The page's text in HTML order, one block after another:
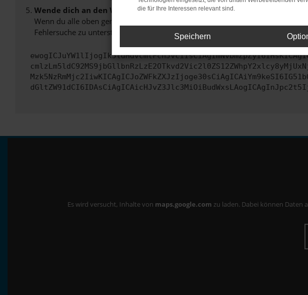
Wende dich an den Webseitenbetreiber.
Wenn du alle oben genannten Schritte versucht hast, kontaktiere uns bitte.
Fehlersuche zu unterstützen:
Es wird versucht, Inhalte von maps.google.com zu laden. Dabei können Daten
die für Ihre Interessen relevant sind.
Speichern